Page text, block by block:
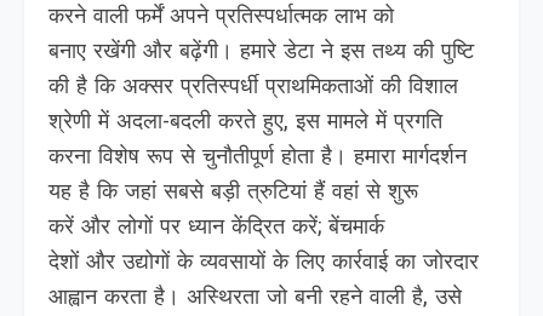
करने वाली फर्में अपने प्रतिस्पर्धात्मक लाभ को
बनाए रखेंगी और बढ़ेंगी। हमारे डेटा ने इस तथ्य की पुष्टि
की है कि अक्सर प्रतिस्पर्धी प्राथमिकताओं की विशाल
श्रेणी में अदला-बदली करते हुए, इस मामले में प्रगति
करना विशेष रूप से चुनौतीपूर्ण होता है। हमारा मार्गदर्शन
यह है कि जहां सबसे बड़ी त्रुट‍ियां हैं वहां से शुरू
करें और लोगों पर ध्यान केंद्रित करें; बेंचमार्क
देशों और उद्योगों के व्यवसायों के लिए कार्रवाई का जोरदार
आह्वान करता है। अस्थिरता जो बनी रहने वाली है, उसे